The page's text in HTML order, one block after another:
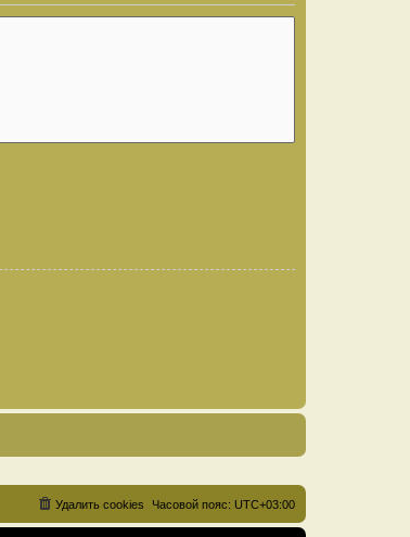
Часовой пояс: UTC+03:00
Удалить cookies